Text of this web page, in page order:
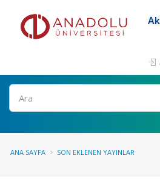
Ara
ANA SAYFA SON EKLENEN YAYINLAR